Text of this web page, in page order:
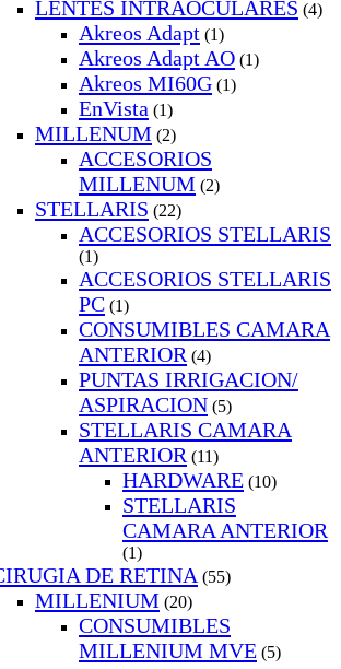
LENTES INTRAOCULARES (4)
Akreos Adapt (1)
Akreos Adapt AO (1)
Akreos MI60G (1)
EnVista (1)
MILLENUM (2)
ACCESORIOS
MILLENUM (2)
STELLARIS (22)
ACCESORIOS STELLARIS
(1)
ACCESORIOS STELLARIS
PC (1)
CONSUMIBLES CAMARA
ANTERIOR (4)
PUNTAS IRRIGACION/
ASPIRACION (5)
STELLARIS CAMARA
ANTERIOR (11)
HARDWARE (10)
STELLARIS
CAMARA ANTERIOR
(1)
DE RETINA (55)
MILLENIUM (20)
CONSUMIBLES
MILLENIUM MVE (5)